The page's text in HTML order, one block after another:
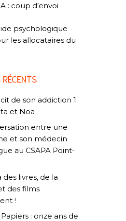
: coup d’envoi
psychologique
les allocataires du
de son addiction 1
et Noa
entre une
et son médecin
au CSAPA Point-
livres, de la
des films
!
: onze ans de